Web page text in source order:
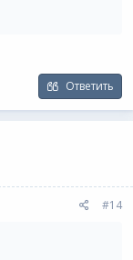
Ответить
#14